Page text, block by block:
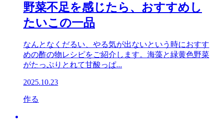
野菜不足を感じたら、おすすめし
たいこの一品
なんとなくだるい、やる気が出ないという時におすす
めの酢の物レシピをご紹介します。海藻と緑黄色野菜
がたっぷりとれて甘酸っぱ...
2025.10.23
作る